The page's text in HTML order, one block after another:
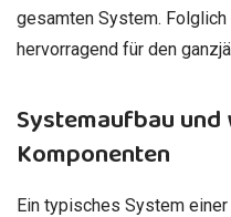
gesamten System.
hervorragend für den
Systemaufbau
Komponenten
Ein typisches System